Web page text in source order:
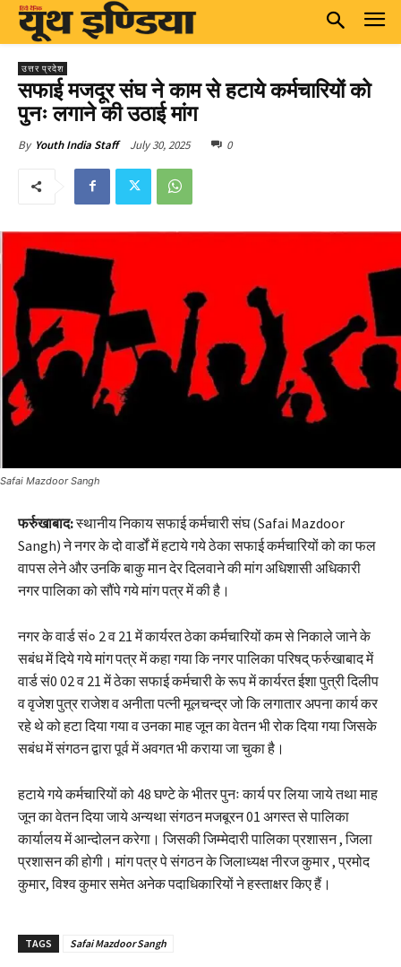
उत्तर प्रदेश
सफाई मजदूर संघ ने काम से हटाये कर्मचारियों को
पुनः लगाने की उठाई मांग
By Youth India Staff July 30, 2025 0
Safai Mazdoor Sangh
फर्रुखाबाद:स्थानीय निकाय सफाई कर्मचारी संघ (Safai Mazdoor
Sangh) ने नगर के दो वार्डों में हटाये गये ठेका सफाई कर्मचारियों को का फल
वापस लेने और उनकि बाकु मान देर दिलवाने की मांग अधिशासी अधिकारी
नगर पालिका को सौंपे गये मांग पत्र में की है।
नगर के वार्ड सं० 2 व 21 में कार्यरत ठेका कर्मचारियों कम से निकाले जाने के
सबंध में दिये गये मांग पत्र में कहा गया कि नगर पालिका परिषद् फर्रुखाबाद में
वार्ड सं0 02 व 21 में ठेका सफाई कर्मचारी के रूप में कार्यरत ईशा पुत्री दिलीप
व वृजेश पुत्र राजेश व अनीता पत्नी मूलचन्द्र जो कि लगातार अपना कार्य कर
रहे थे को हटा दिया गया व उनका माह जून का वेतन भी रोक दिया गया जिसके
सबंध में संगठन द्वारा पूर्व में अवगत भी कराया जा चुका है।
हटाये गये कर्मचारियों को 48 घण्टे के भीतर पुनः कार्य पर लिया जाये तथा माह
जून का वेतन दिया जाये अन्यथा संगठन मजबूरन 01 अगस्त से पालिका
कार्यालय में आन्दोलन करेगा। जिसकी जिम्मेदारी पालिका प्रशासन , जिला
प्रशासन की होगी। मांग पत्र पे संगठन के जिलाध्यक्ष नीरज कुमार , प्रमोद
कुमार, विश्व कुमार समेत अनेक पदाधिकारियों ने हस्ताक्षर किए हैं।
TAGS Safai Mazdoor Sangh